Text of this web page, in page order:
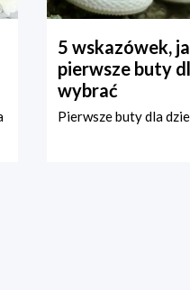
5 wskazówek,
pierwsze buty
wybrać
Pierwsze buty dla